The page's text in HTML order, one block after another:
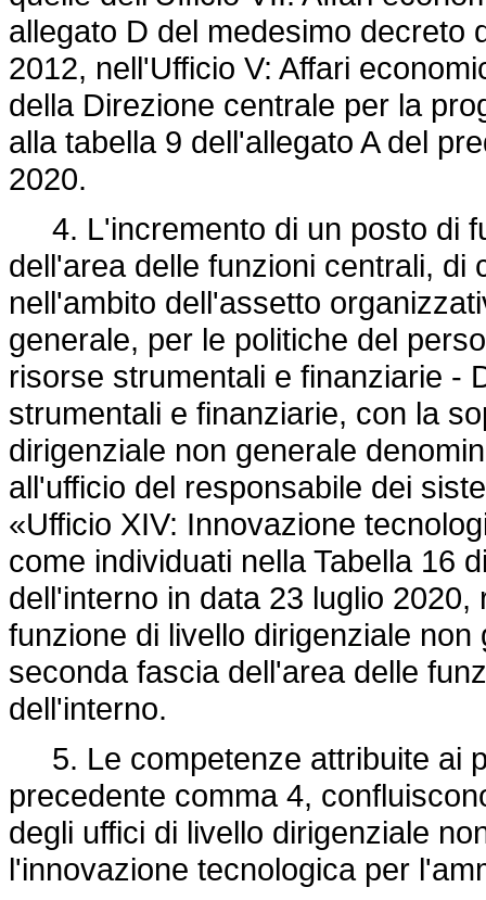
allegato D del medesimo decreto
2012, nell'Ufficio V: Affari
della Direzione centrale per la
alla tabella 9 dell'allegato A del
2020.
4. L'incremento di un posto di
dell'area delle funzioni centrali, di
nell'ambito dell'assetto
generale, per le politiche del
risorse strumentali e finanziarie -
strumentali e finanziarie, con la
dirigenziale non generale
all'ufficio del responsabile dei
«Ufficio XIV: Innovazione
come individuati nella Tabella 16
dell'interno in data 23 luglio
funzione di livello dirigenziale
seconda fascia dell'area delle
dell'interno.
5. Le competenze attribuite ai
precedente comma 4,
degli uffici di livello dirigenziale
l'innovazione tecnologica per